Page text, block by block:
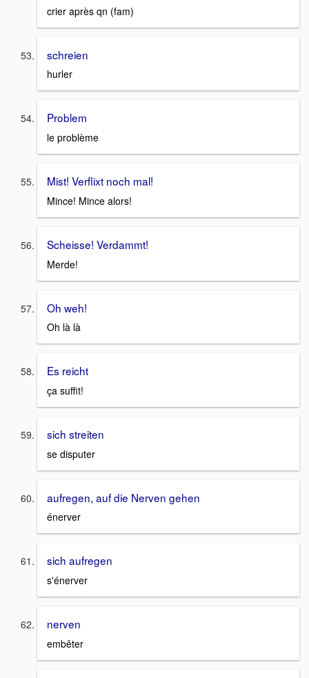
crier après qn (fam)
schreien
hurler
Problem
le problème
Mist! Verflixt noch mal!
Mince! Mince alors!
Scheisse! Verdammt!
Merde!
Oh weh!
Oh là là
Es reicht
ça suffit!
sich streiten
se disputer
aufregen, auf die Nerven gehen
énerver
sich aufregen
s'énerver
nerven
embêter